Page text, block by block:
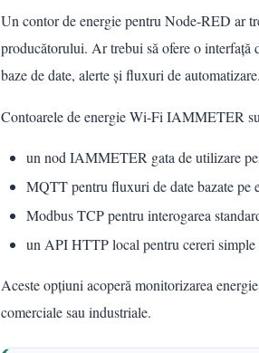
Un contor de energie pentru Node-RED ar
producătorului. Ar trebui să ofere o
baze de date, alerte și fluxuri de automatizare.
Contoarele de energie Wi-Fi IAMMETER
un nod IAMMETER gata de utilizare
MQTT pentru fluxuri de date bazate pe
Modbus TCP pentru interogarea
un API HTTP local pentru cereri simple
Aceste opțiuni acoperă monitorizarea
comerciale sau industriale.